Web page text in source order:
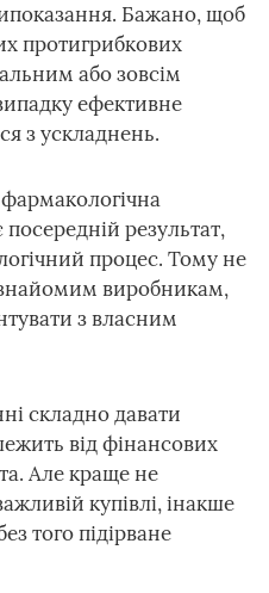
Бажано, щоб
протигрибкових
або зовсім
ефективне
з ускладнень.
посередній результат,
процес. Тому не
виробникам,
з власним
складно давати
від фінансових
Але краще не
купівлі, інакше
того підірване